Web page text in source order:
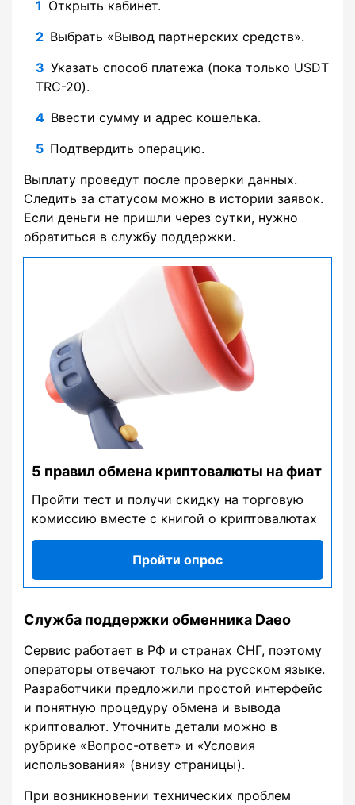
Открыть кабинет.
Выбрать «Вывод партнерских средств».
Указать способ платежа (пока только USDT
TRC-20).
Ввести сумму и адрес кошелька.
Подтвердить операцию.
Выплату проведут после проверки данных.
Следить за статусом можно в истории заявок.
Если деньги не пришли через сутки, нужно
обратиться в службу поддержки.
5 правил обмена криптовалюты на фиат
Пройти тест и получи скидку на торговую
комиссию вместе с книгой о криптовалютах
Пройти опрос
Служба поддержки обменника Daeo
Сервис работает в РФ и странах СНГ, поэтому
операторы отвечают только на русском языке.
Разработчики предложили простой интерфейс
и понятную процедуру обмена и вывода
криптовалют. Уточнить детали можно в
рубрике «Вопрос-ответ» и «Условия
использования» (внизу страницы).
При возникновении технических проблем